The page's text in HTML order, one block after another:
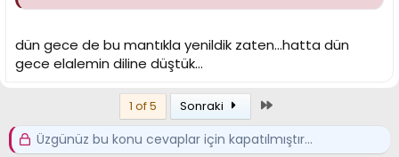
dün gece de bu mantıkla yenildik zaten...hatta dün
gece elalemin diline düştük...
1 of 5 Sonraki
Üzgünüz bu konu cevaplar için kapatılmıştır...